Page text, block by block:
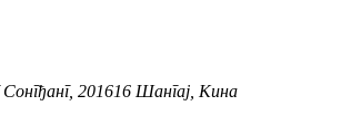
201616 Шангај, Кина